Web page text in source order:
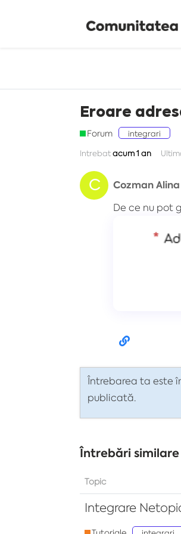
Eroare
Forum
integrari
Intrebatacum 1 an
C Cozman Alina
De ce nu pot
Întrebarea ta este
publicată.
Întrebări similare
Topic
Integrare